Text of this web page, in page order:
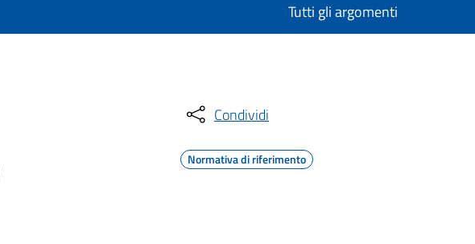
Tutti gli argomenti
Condividi
Normativa di riferimento